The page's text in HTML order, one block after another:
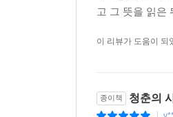
고 그 뜻을 읽은
이 리뷰가 도움이 되
종이책 청춘의